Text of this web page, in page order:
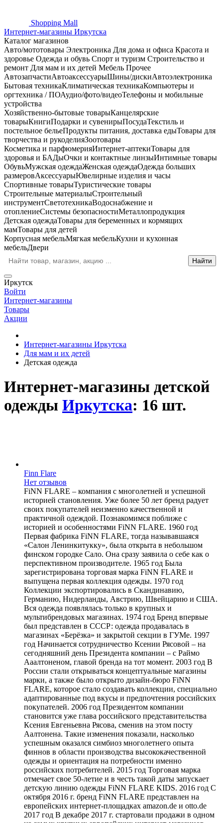
Shopping Mall
Интернет-магазины Иркутска
Каталог магазинов
Авто/мототовары Электроника Для дома и офиса Красота и
здоровье Одежда и обувь Спорт и туризм Строительство и
ремонт Для мам и их детей Мебель Прочее
АвтозапчастиАвтоаксессуарыШины/дискиАвтоэлектроника
Бытовая техникаКлиматическая техникаКомпьютеры и
оргтехника / ПОАудио/фото/видеоТелефоны и мобильные
устройства
Хозяйственно-бытовые товарыКанцелярские
товарыКнигиПодарки и сувенирыПосудаТекстиль и
постельное бельеПродукты питания, доставка едыТовары для
творчества и рукоделияЗоотовары
Косметика и парфюмерияИнтернет-аптекиТовары для
здоровья и БАДыОчки и контактные линзыИнтимные товары
ОбувьМужская одеждаЖенская одеждаОдежда больших
размеровАксессуарыЮвелирные изделия и часы
Спортивные товарыТуристические товары
Строительные материалыСтроительный
инструментСветотехникаВодоснабжение и
отоплениеСистемы безопасностиМеталлопродукция
Детская одеждаТовары для беременных и кормящих
мамТовары для детей
Корпусная мебельМягкая мебельКухни и кухонная
мебельДвери
Иркутск
Войти
Интернет-магазины
Товары
Акции
Интернет-магазины Иркутска
Для мам и их детей
Детская одежда
Интернет-магазины детской
одежды Иркутска: 16 шт.
Finn Flare
Нет отзывов
FiNN FLARE – компания с многолетней и успешной
историей становления. Уже более 50 лет бренд радует
своих покупателей неизменно качественной и
практичной одеждой. Познакомимся поближе с
историей и особенностями FiNN FLARE. 1960 год
Первая фабрика FiNN FLARE, тогда называвшаяся
«Салон Ленинкитукку», была открыта в небольшом
финском городке Сало. Она сразу заявила о себе как о
перспективном производителе. 1965 год Была
зарегистрирована торговая марка FiNN FLARE и
выпущена первая коллекция одежды. 1970 год
Коллекции экспортировались в Скандинавию,
Германию, Нидерланды, Австрию, Швейцарию и США.
Вся одежда появлялась только в крупных и
мультибрендовых магазинах. 1974 год Бренд впервые
был представлен в СССР: одежда продавалась в
магазинах «Берёзка» и закрытой секции в ГУМе. 1997
год Начинается сотрудничество Ксении Рясовой – на
сегодняшний день Президента компании – с Раймо
Ааалтоненом, главой бренда на тот момент. 2003 год В
России стали открываться концептуальные магазины
марки, а также было открыто дизайн-бюро FiNN
FLARE, которое стало создавать коллекции, специально
адаптированные под вкусы и предпочтения российских
покупателей. 2006 год Президентом компании
становится уже глава российского представительства
Ксения Евгеньевна Рясова, сменив на этом посту
Аалтонена. Такие изменения показали, насколько
успешным оказался симбиоз многолетнего опыта
финнов в области производства высококачественной
одежды и ориентация на потребности именно
российских потребителей. 2015 год Торговая марка
отмечает свое 50-летие и в честь такой даты запускает
детскую линию одежды FiNN FLARE KIDS. 2016 год С
октября 2016 г. бренд FiNN FLARE представлен на
европейских интернет-площадках amazon.de и otto.de
2017 год В декабре 2017 г. стартовали продажи в одном